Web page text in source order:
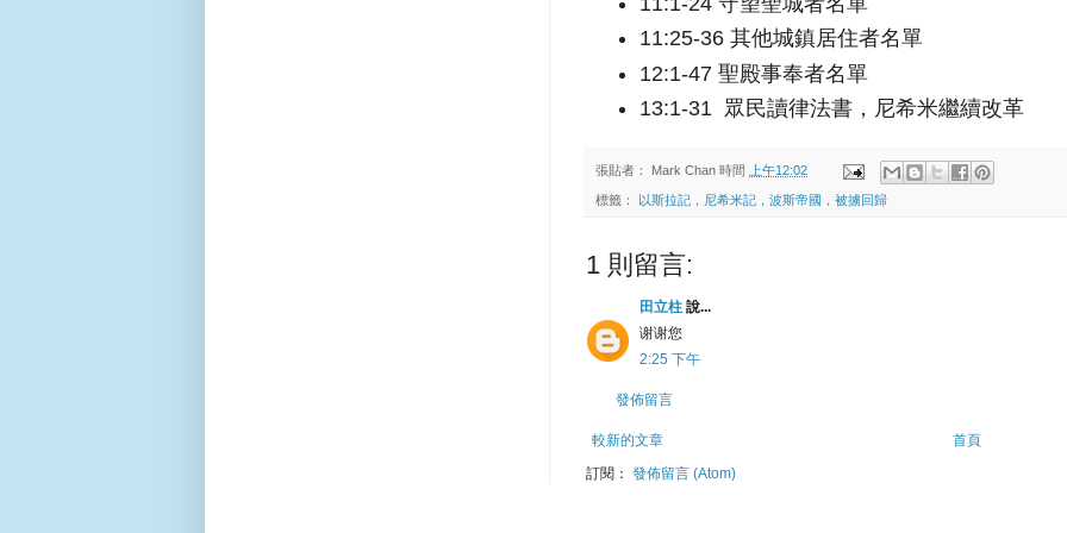
11:25-36 其他城鎮居住者名單
12:1-47 聖殿事奉者名單
13:1-31 眾民讀律法書，尼希米繼續改革
張貼者： Mark Chan 時間 上午12:02
標籤： 以斯拉記，尼希米記，波斯帝國，被擄回歸
1 則留言:
田立柱 說...
谢谢您
2:25 下午
發佈留言
較新的文章
首頁
訂閱： 發佈留言 (Atom)